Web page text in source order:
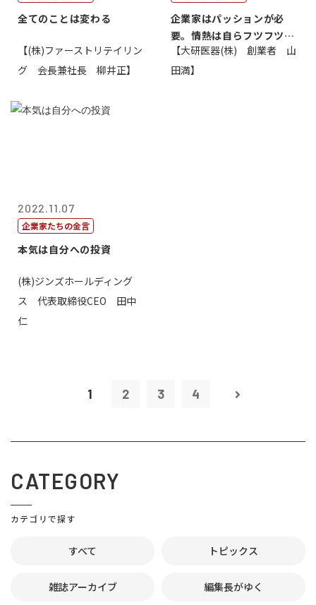
全てのことは変わる
【(株)ファーストリテイリン
グ 会長兼社長 柳井正】
企業家はパッションが必
要。情熱は自らフツフツと
湧いてくるもの...
【大研医器(株) 創業者 山
田満】
2022.11.07
企業家たちの金言
本気は自分への投資
(株)ジンズホールディング
ス 代表取締役CEO 田中
仁
1 2 3 4
CATEGORY
カテゴリで探す
すべて トピックス
雑誌アーカイブ 編集長がゆく